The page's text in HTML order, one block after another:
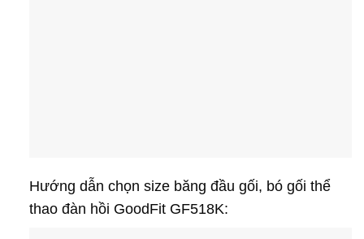
Hướng dẫn chọn size băng đầu gối, bó gối thể
thao đàn hồi GoodFit GF518K: